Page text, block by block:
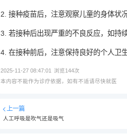
2. 接种疫苗后，注意观察儿童的身体状
3. 若接种后出现严重的不良反应，如持
4. 在接种前后，注意保持良好的个人卫
2025-11-27 08:47:01 浏览144次
本内容不能作为诊疗依据，如有不适请尽快就医
上一篇
人工呼吸是吹气还是吸气